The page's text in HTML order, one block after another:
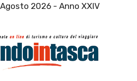
2026 - Anno XXIV